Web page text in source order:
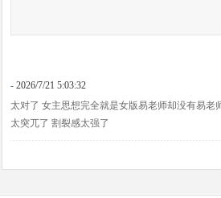
- 2026/7/21 5:03:32
太对了 女主思想完全就是女版易老师却没有易
太突兀了 割裂感太强了